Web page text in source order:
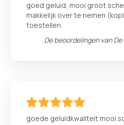
goed geluid, mooi groot
makkelijk over te nemen
toestellen
De beoordelingen van
goede geluidkwaliteit mooi